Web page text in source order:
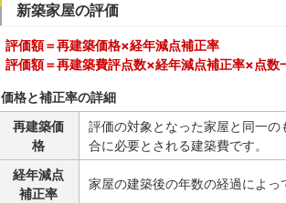
新築家屋の評価
評価額＝再建築価格×経年減点補正率
評価額＝再建築費評点数×経年減点補正率×点数
価格と補正率の詳細
再建築価
格
評価の対象となった家屋と同一
合に必要とされる建築費です。
経年減点
補正率
家屋の建築後の年数の経過によっ